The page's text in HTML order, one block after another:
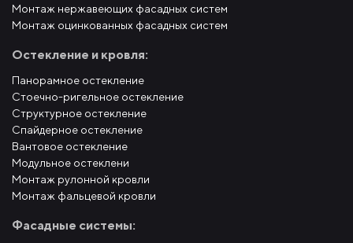
Монтаж нержавеющих фасадных систем
Монтаж оцинкованных фасадных систем
Остекление и кровля:
Панорамное остекление
Стоечно-ригельное остекление
Структурное остекление
Спайдерное остекление
Вантовое остекление
Модульное остеклени
Монтаж рулонной кровли
Монтаж фальцевой кровли
Фасадные системы: